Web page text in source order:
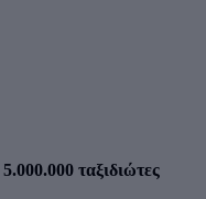
5.000.000 ταξιδιώτες